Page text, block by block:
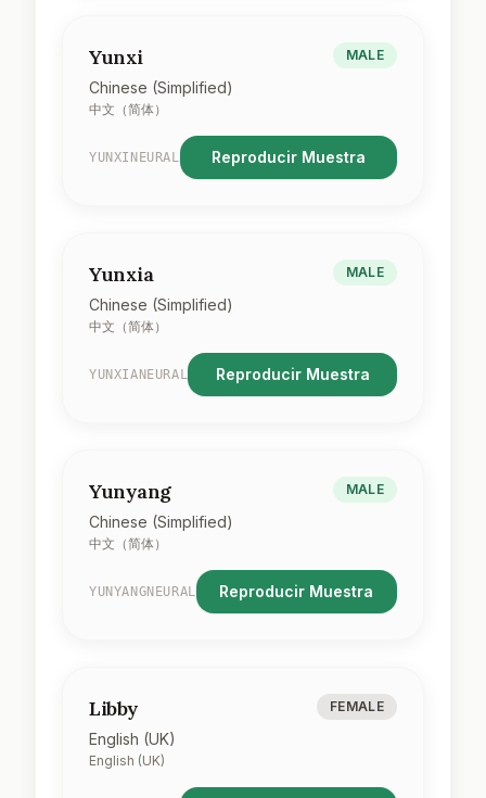
Yunxi
Chinese (Simplified)
中文（简体）
MALE
YUNXINEURAL Reproducir Muestra
Yunxia
Chinese (Simplified)
中文（简体）
MALE
YUNXIANEURAL Reproducir Muestra
Yunyang
Chinese (Simplified)
中文（简体）
MALE
YUNYANGNEURAL Reproducir Muestra
Libby
English (UK)
English (UK)
FEMALE